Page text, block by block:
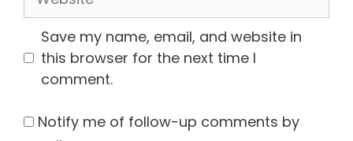
Save my name, email, and website in
this browser for the next time I
comment.
Notify me of follow-up comments by